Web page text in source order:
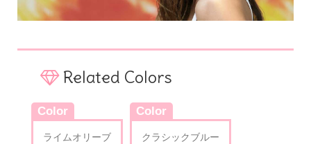
Related Colors
Color
ライムオリーブ
Color
クラシックブルー